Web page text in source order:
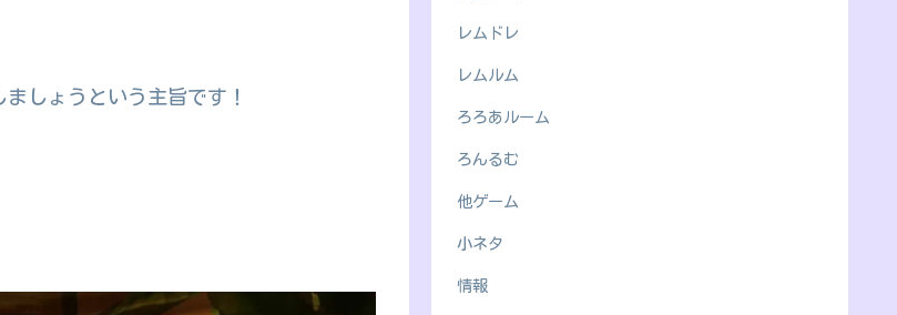
しょうという主旨です！
レムドレ
レムルム
ろろあルーム
ろんるむ
他ゲーム
小ネタ
情報